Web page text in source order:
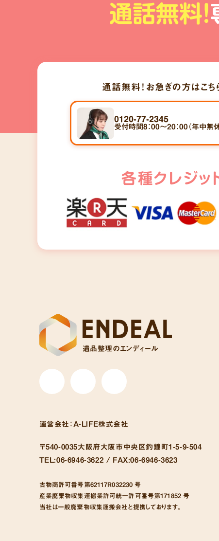
通話無料!
通話無料！ お急ぎの方はこち
0120-77-2345
受付時間8：00～20：00（年中無休
各種クレジッ
遺品整理のエンディール
運営会社： A-LIFE株式会社
〒540-0035大阪府大阪市中央区釣鐘町1-5-9-504
TEL:06-6946-3622 / FAX:06-6946-3623
古物商許可番号第62117R032230 号
産業廃棄物収集運搬業許可統一許可番号第171852 号
当社は一般廃棄物収集運搬会社と提携しております。